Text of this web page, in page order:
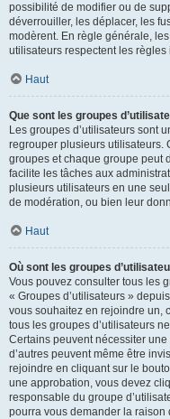
possibilité de modifier ou de
déverrouiller, les déplacer, les
modèrent. En règle générale,
utilisateurs respectent les
Haut
Que sont les groupes
Les groupes d’utilisateurs sont
regrouper plusieurs utilisateurs.
groupes et chaque groupe peut
facilite les tâches aux
plusieurs utilisateurs en une
de modération, ou bien leur
Haut
Où sont les groupes
Vous pouvez consulter tous les
« Groupes d’utilisateurs »
vous souhaitez en rejoindre un,
tous les groupes d’utilisateurs
Certains peuvent nécessiter
d’autres peuvent même être
rejoindre en cliquant sur le
une approbation, vous devez
responsable du groupe
pourra vous demander la raison